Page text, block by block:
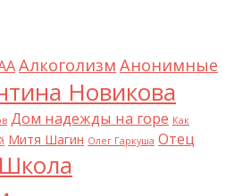
Алкоголизм Анонимные
Новикова
Дом надежды на горе Как
Митя Шагин Олег Гаркуша Отец
Школа